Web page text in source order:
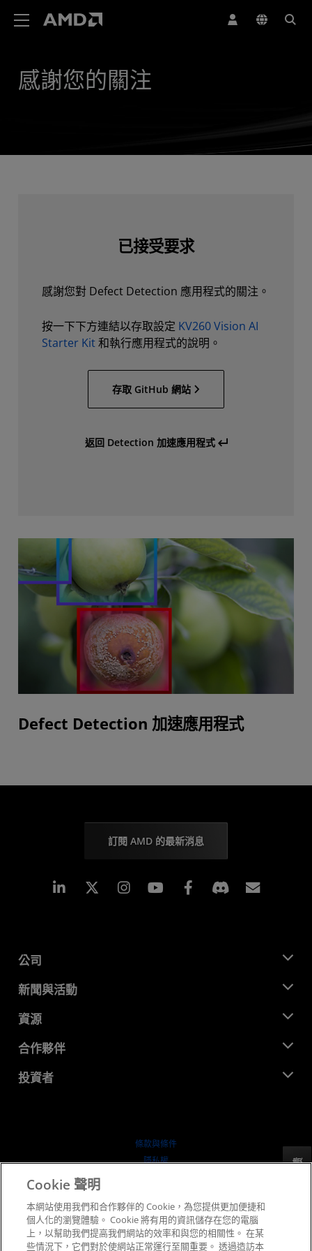
感謝您的關注
已接受要求
感謝您對 Defect Detection 應用程式的關注。
按一下下方連結以存取設定 KV260 Vision AI
Starter Kit和執行應用程式的說明。
存取 GitHub 網站
返回 Detection 加速應用程式
Defect Detection 加速應用程式
訂閱 AMD 的最新消息
Linkedin Instagram Facebook
公司
關於 AMD
企業責任
招聘
聯絡我們
新聞與活動
新聞室
媒體庫
資源
開發者中心
案例研究
合作夥伴
AMD 合作夥伴中心
投資者
條款與條件
隱私權
公平公開競爭
英國稅務策略
Cookie 政策
反馈
Cookie 聲明
本網站使用我們和合作夥伴的 Cookie，為您提供更加便捷和
個人化的瀏覽體驗。 Cookie 將有用的資訊儲存在您的電腦
上，以幫助我們提高我們網站的效率和與您的相關性。 在某
些情況下，它們對於使網站正常運行至關重要。 透過造訪本